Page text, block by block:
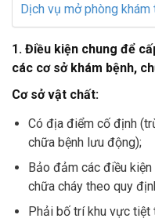
Dịch vụ mở phòng khám
1. Điều kiện chung để
các cơ sở khám bệnh,
Cơ sở vật chất:
Có địa điểm cố định
chữa bệnh lưu động);
Bảo đảm các điều
chữa cháy theo quy
Phải bố trí khu vực